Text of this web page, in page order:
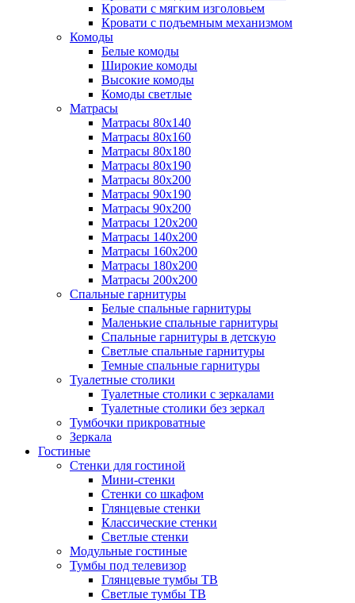
Кровати с мягким изголовьем
Кровати с подъемным механизмом
Комоды
Белые комоды
Широкие комоды
Высокие комоды
Комоды светлые
Матрасы
Матрасы 80х140
Матрасы 80х160
Матрасы 80х180
Матрасы 80х190
Матрасы 80х200
Матрасы 90х190
Матрасы 90х200
Матрасы 120х200
Матрасы 140х200
Матрасы 160х200
Матрасы 180х200
Матрасы 200х200
Спальные гарнитуры
Белые спальные гарнитуры
Маленькие спальные гарнитуры
Спальные гарнитуры в детскую
Светлые спальные гарнитуры
Темные спальные гарнитуры
Туалетные столики
Туалетные столики с зеркалами
Туалетные столики без зеркал
Тумбочки прикроватные
Зеркала
Гостиные
Стенки для гостиной
Мини-стенки
Стенки со шкафом
Глянцевые стенки
Классические стенки
Светлые стенки
Модульные гостиные
Тумбы под телевизор
Глянцевые тумбы ТВ
Светлые тумбы ТВ